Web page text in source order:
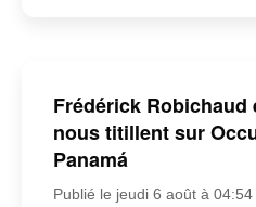
Frédérick Robichaud
nous titillent sur
Panamá
Publié le jeudi 6 août à 04:54